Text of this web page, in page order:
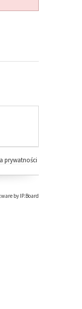
prywatności
by IP.Board